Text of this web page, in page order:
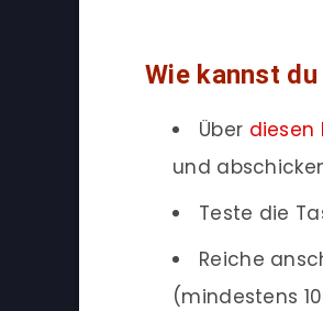
Wie kannst
Über diesen
und
Teste die
Reiche
(mindestens